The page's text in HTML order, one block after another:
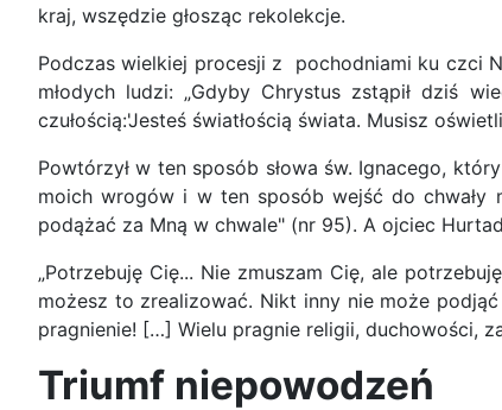
kraj, wszędzie głosząc rekolekcje.
Podczas wielkiej procesji z pochodniami ku czci
młodych ludzi: „Gdyby Chrystus zstąpił dziś
czułością:'Jesteś światłością świata. Musisz
Powtórzył w ten sposób słowa św. Ignacego,
moich wrogów i w ten sposób wejść do chwały
podążać za Mną w chwale" (nr 95). A ojciec
„Potrzebuję Cię... Nie zmuszam Cię, ale
możesz to zrealizować. Nikt inny nie może
pragnienie! […] Wielu pragnie religii, duchowości,
Triumf niepowodzeń